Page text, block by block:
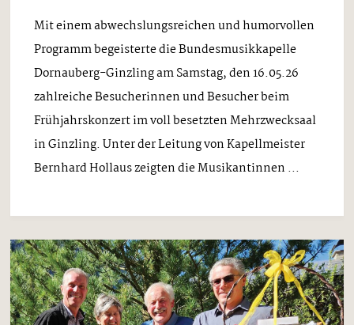
Mit einem abwechslungsreichen und humorvollen
Programm begeisterte die Bundesmusikkapelle
Dornauberg-Ginzling am Samstag, den 16.05.26
zahlreiche Besucherinnen und Besucher beim
Frühjahrskonzert im voll besetzten Mehrzwecksaal
in Ginzling. Unter der Leitung von Kapellmeister
Bernhard Hollaus zeigten die Musikantinnen ...